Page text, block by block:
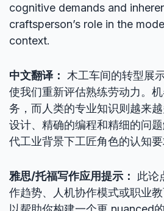
cognitive demands and
craftsperson’s role in the
context.
中文翻译：
木工车间的转型展
使我们重新评估熟练劳动力。
务，而人类的专业知识则越来
设计、精确的编程和精细的问
代工业背景下工匠角色的认知要
雅思/托福写作应用提示：
此论
作趋势、人机协作模式或职业